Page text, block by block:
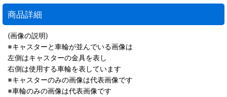
商品詳細
(画像の説明)
※キャスターと車輪が並んでいる画像は
左側はキャスターの金具を表し
右側は使用する車輪を表しています
※キャスターのみの画像は代表画像です
※車輪のみの画像は代表画像です